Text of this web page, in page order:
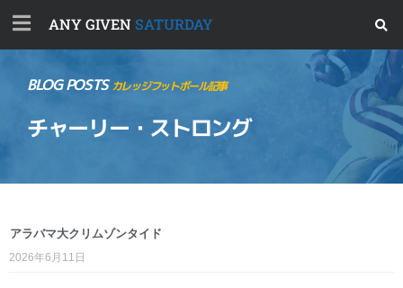
ANY GIVEN SATURDAY
BLOG POSTSカレッジフットボール記事
チャーリー・ストロング
アラバマ大クリムゾンタイド
2026年6月11日